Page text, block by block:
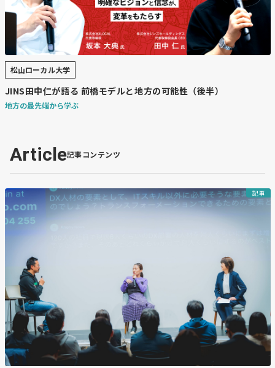
松山ローカル大学
JINS田中仁が語る 前橋モデルと地方の可能性（後半）
地方の最先端から学ぶ
Article記事コンテンツ
記事